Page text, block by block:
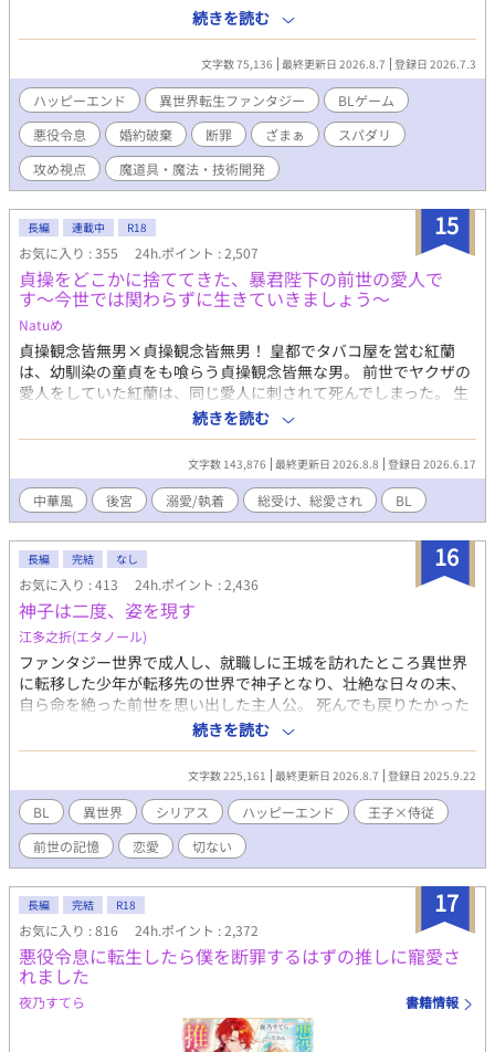
って。 ジルベスターは優しい人なんだって。 あの無表情の下には
確かに温かなものが隠れてるはずなの！ なのに誰もそれを理解し
ンク頭に惑わされたあんぽんたんたちのせいで！！ ジルベスター
が断罪されたときには悔し涙にぬれた。 なんとかジルベスターを
救おうとすべてのルートを試し、ゲームをやり込みまくった。 で
も何をしてもジルベスターは断罪された。 ボクはこの世界で大声
で叫ぶ。 ボクのお義兄様はカッコよくて優しい最高のお義兄様な
んだからっ！ ゲームの世界ならいざしらず、このボクがついてる
からには断罪なんてさせないっ！ 最高に可愛いハイスぺモブ令息
に転生したボクは、可愛さと前世の知識を武器にお義兄さまを守
りますっ！ ※表紙その他のイラストはAIにて作成致しておりま
す。（文字指定のみで作成しております） ⭐︎⭐︎⭐︎ ご拝読頂きありが
とうございます！ コメント、エール、いいねお待ちしております
♡ 「もう我慢なんてしません！家族からうとまれていた俺は、家
を出て冒険者になります！」書籍発売中！ 連載続いておりますの
で、そちらもぜひ♡
た。 どうやらここはBLゲームの世界で、自分はそのモブキャラら
しい。 とはいえ、全てがゲームの通りというわけではなく、現実
のエバンは悪役令息らしからぬ品行方正な人物だった。 しかし、
ゲームの強制力のなせる業なのか、エバンはシナリオ通りに社交
界を追われ行方不明になってしまう。 このままではいけない！ こ
れはエンディング後の世界を生きる成金モブが悪役令息を幸せに
するための物語。 8/10の完結まで予約投稿済です。
続きを読む
文字数 75,136 最終更新日 2026.8.7 登録日 2026.7.3
ハッピーエンド 異世界転生ファンタジー
BLゲーム
悪役令息
婚約破棄 断罪 ざまぁ
スパダリ
攻め視点
魔道具・魔法・技術開発
15
長編 連載中 R18
お気に入り : 355 24h.ポイント : 2,507
貞操をどこかに捨ててきた、暴君陛下の前世の愛人で
す〜今世では関わらずに生きていきましょう〜
Natuめ
貞操観念皆無男×貞操観念皆無男！ 皇都でタバコ屋を営む紅蘭
は、幼馴染の童貞をも喰らう貞操観念皆無な男。 前世でヤクザの
愛人をしていた紅蘭は、同じ愛人に刺されて死んでしまった。 生
まれ変わった紅蘭は、誰に囚われるでもなく自由に生きていた。
しかしある日、皇宮から使者がやってくる。 数多の男を喰らって
きた紅蘭の噂を聞き、絶倫だという皇帝の相手をするよう命じて
きた。 金に目が眩み後宮に入った紅蘭は、暴君と呼ばれる皇帝が
前世のあのヤクザであることを知る。 絶対にバレるものかと皇帝
から逃げようとするが、結局見つかってしまい寵愛を受けるはめ
に！ さっさと金貨をもらって後宮を去りたい紅蘭と、紅蘭を逃し
まいとする皇帝の、貞操観念皆無な物語！ ※主人公、皇帝共に不
特定多数と肉体関係を持つ描写があります。 ※男女の肉体関係を
示唆する内容があります。 ※中華【風】なだけのオリジナルな世
界観のお話です。 ※一度完結済みにしましたが、他サイトにて続
きを見たいのお声をいただけたことと、自分自身も書きたい場面
があったため続きました。 今後は満足いくまで完結にはしません
ので、ご安心ください。
続きを読む
文字数 143,876 最終更新日 2026.8.8 登録日 2026.6.17
中華風 後宮 溺愛/執着 総受け、総愛され BL
16
長編 完結 なし
お気に入り : 413 24h.ポイント : 2,436
神子は二度、姿を現す
江多之折(エタノール)
ファンタジー世界で成人し、就職しに王城を訪れたところ異世界
に転移した少年が転移先の世界で神子となり、壮絶な日々の末、
自ら命を絶った前世を思い出した主人公。 死んでも戻りたかった
元の世界には戻ることなく異世界で生まれ変わっていた事に絶望
したが 神子が亡くなった後に取り残された王子の苦しみを知り、
向き合う事を決めた。 戻れなかった事を恨み、死んだことを後悔
し、傷付いた王子を助けたいと願う少年の葛藤。 王子様×元神子
が転生した侍従の過去の苦しみに向き合い、悩みながら乗り越え
るための物語。 ※小説家になろうに掲載していた作品を改修して
投稿しています。 描写はキスまでの全年齢BL
続きを読む
文字数 225,161 最終更新日 2026.8.7 登録日 2025.9.22
BL 異世界 シリアス ハッピーエンド
王子×侍従
前世の記憶
恋愛 切ない
17
長編 完結 R18
お気に入り : 816 24h.ポイント : 2,372
悪役令息に転生したら僕を断罪するはずの推しに寵愛さ
れました
夜乃すてら 書籍情報